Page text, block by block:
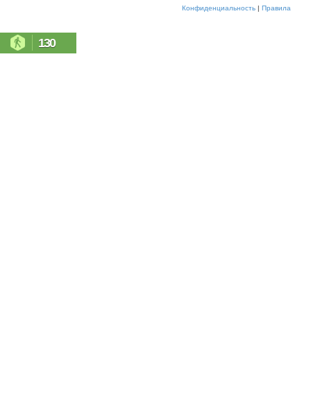
Конфиденциальность | Правила
130